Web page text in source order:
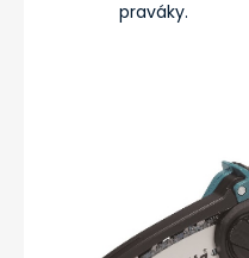
praváky.